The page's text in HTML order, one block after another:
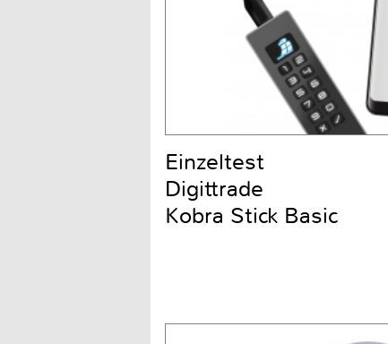
Einzeltest
Digittrade
Kobra Stick Basic